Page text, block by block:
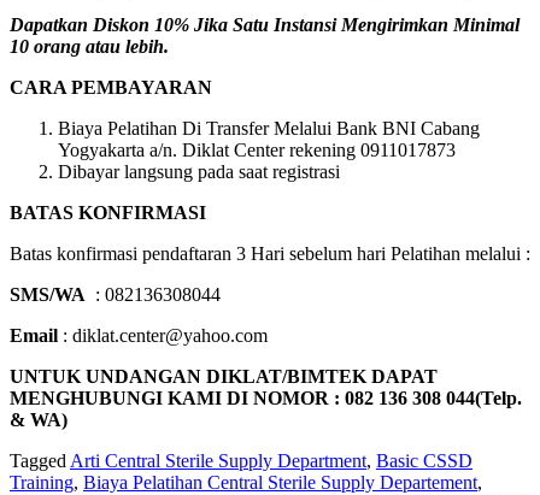
Dapatkan Diskon 10% Jika Satu Instansi Mengirimkan Minimal
10 orang atau lebih.
CARA PEMBAYARAN
Biaya Pelatihan Di Transfer Melalui Bank BNI Cabang
Yogyakarta a/n. Diklat Center rekening 0911017873
Dibayar langsung pada saat registrasi
BATAS KONFIRMASI
Batas konfirmasi pendaftaran 3 Hari sebelum hari Pelatihan melalui :
SMS/WA : 082136308044
Email : diklat.center@yahoo.com
UNTUK UNDANGAN DIKLAT/BIMTEK DAPAT
MENGHUBUNGI KAMI DI NOMOR : 082 136 308 044(Telp.
& WA)
Tagged Arti Central Sterile Supply Department, Basic CSSD
Training, Biaya Pelatihan Central Sterile Supply Departement,